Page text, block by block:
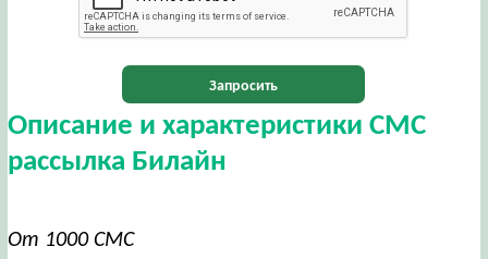
Запросить
Описание и характеристики СМС
рассылка Билайн
От 1000 СМС